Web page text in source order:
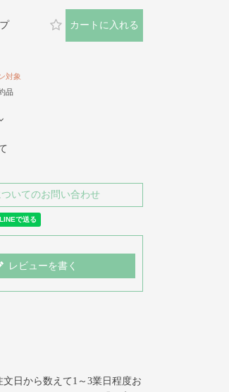
カートに入れる
対象
品
いてのお問い合わせ
レビューを書く
日から数えて1～3業日程度お